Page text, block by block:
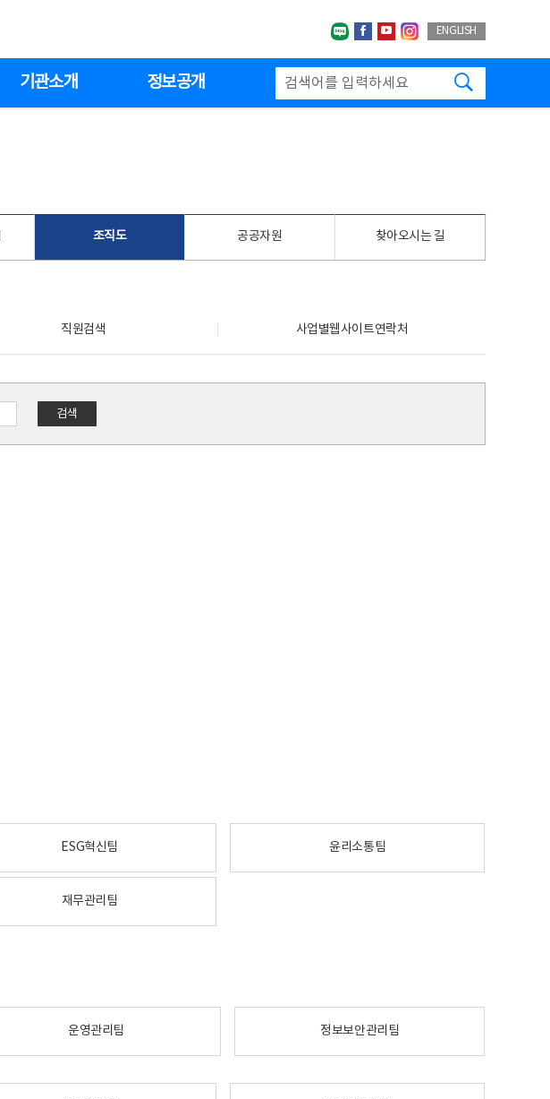
네이버블로그
페이스북
유투브인스타그랩
ENGLISH
기관소개 정보공개
조직도 공공자원 찾아오시는 길
직원검색 사업별웹사이트연락처
검색
ESG혁신팀 윤리소통팀
재무관리팀
운영관리팀 정보보안관리팀